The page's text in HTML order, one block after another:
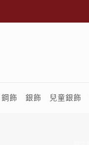
鋼飾 銀飾 兒童銀飾